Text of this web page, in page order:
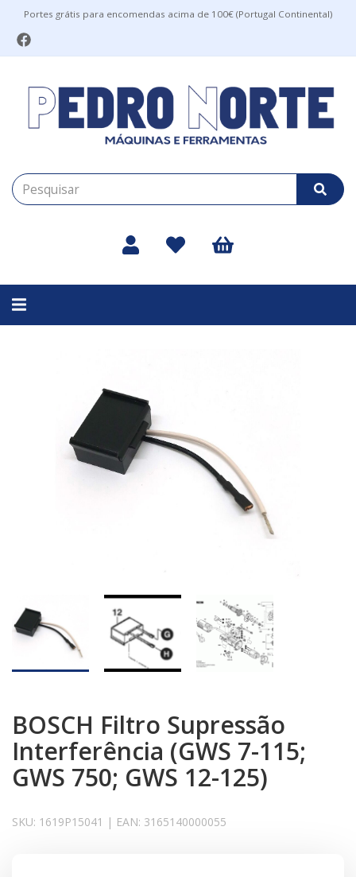
Portes grátis para encomendas acima de 100€ (Portugal Continental)
Alternar
BOSCH Filtro Supressão
Interferência (GWS 7-115;
GWS 750; GWS 12-125)
SKU: 1619P15041 | EAN: 3165140000055